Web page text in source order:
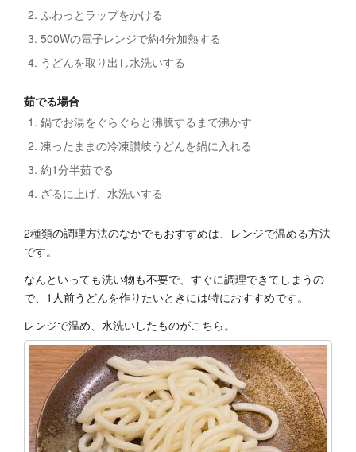
ふわっとラップをかける
500Wの電子レンジで約4分加熱する
うどんを取り出し水洗いする
茹でる場合
鍋でお湯をぐらぐらと沸騰するまで沸かす
凍ったままの冷凍讃岐うどんを鍋に入れる
約1分半茹でる
ざるに上げ、水洗いする
2種類の調理方法のなかでもおすすめは、レンジで温める方法
です。
なんといっても洗い物も不要で、すぐに調理できてしまうの
で、1人前うどんを作りたいときには特におすすめです。
レンジで温め、水洗いしたものがこちら。